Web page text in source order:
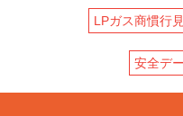
LPガス商慣行
安全デ